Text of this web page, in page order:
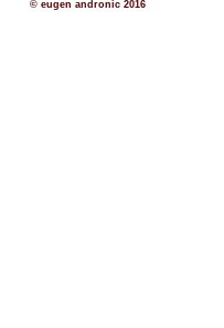
© eugen andronic 2016